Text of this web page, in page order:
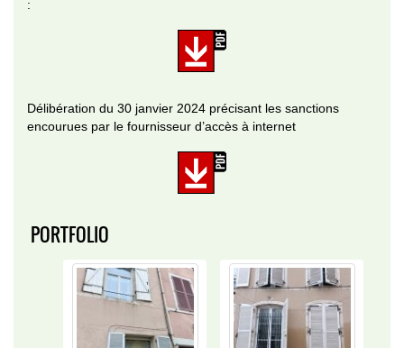
:
Délibération du 30 janvier 2024 précisant les sanctions
encourues par le fournisseur d’accès à internet
PORTFOLIO